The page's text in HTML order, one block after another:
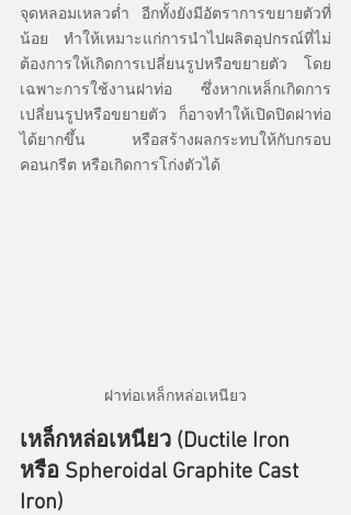
จุดหลอมเหลวต่ำ อีกทั้งยังมีอัตราการขยายตัวที่
น้อย ทำให้เหมาะแก่การนำไปผลิตอุปกรณ์ที่ไม่
ต้องการให้เกิดการเปลี่ยนรูปหรือขยายตัว โดย
เฉพาะการใช้งานฝาท่อ ซึ่งหากเหล็กเกิดการ
เปลี่ยนรูปหรือขยายตัว ก็อาจทำให้เปิดปิดฝาท่อ
ได้ยากขึ้น หรือสร้างผลกระทบให้กับกรอบ
คอนกรีต หรือเกิดการโก่งตัวได้
ฝาท่อเหล็กหล่อเหนียว
เหล็กหล่อเหนียว (Ductile Iron
หรือ Spheroidal Graphite Cast
Iron)